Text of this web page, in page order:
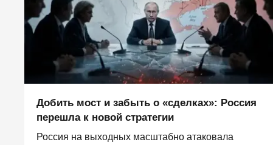
Добить мост и забыть о «сделках»: Россия
перешла к новой стратегии
Россия на выходных масштабно атаковала